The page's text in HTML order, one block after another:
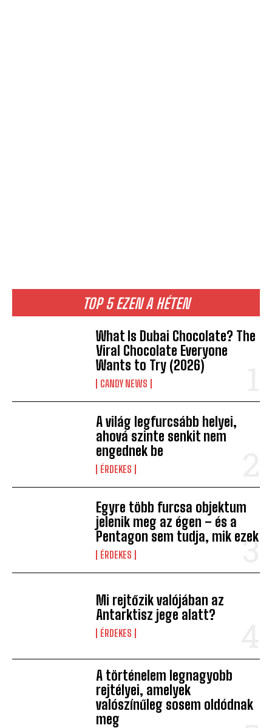
TOP 5 EZEN A HÉTEN
What Is Dubai Chocolate? The
Viral Chocolate Everyone
Wants to Try (2026)
CANDY NEWS
A világ legfurcsább helyei,
ahová szinte senkit nem
engednek be
ÉRDEKES
Egyre több furcsa objektum
jelenik meg az égen – és a
Pentagon sem tudja, mik ezek
ÉRDEKES
Mi rejtőzik valójában az
Antarktisz jege alatt?
ÉRDEKES
A történelem legnagyobb
rejtélyei, amelyek
valószínűleg sosem oldódnak
meg